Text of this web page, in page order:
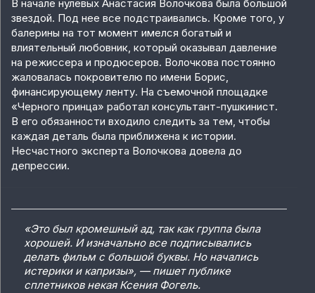
В начале нулевых Анастасия Волочкова была большой
звездой. Под нее все подстраивались. Кроме того, у
балерины на тот момент имелся богатый и
влиятельный любовник, который оказывал давление
на режиссера и продюсеров. Волочкова постоянно
жаловалась покровителю по имени Борис,
финансирующему ленту. На съемочной площадке
«Черного принца» работал консультант-пушкинист.
В его обязанности входило следить за тем, чтобы
каждая деталь была приближена к истории.
Несчастного эксперта Волочкова довела до
депрессии.
«Это был кромешный ад, так как группа была
хорошей. И изначально все подписывались
делать фильм с большой буквы. Но начались
истерики и капризы», — пишет публике
сплетников некая Ксения Фогель.